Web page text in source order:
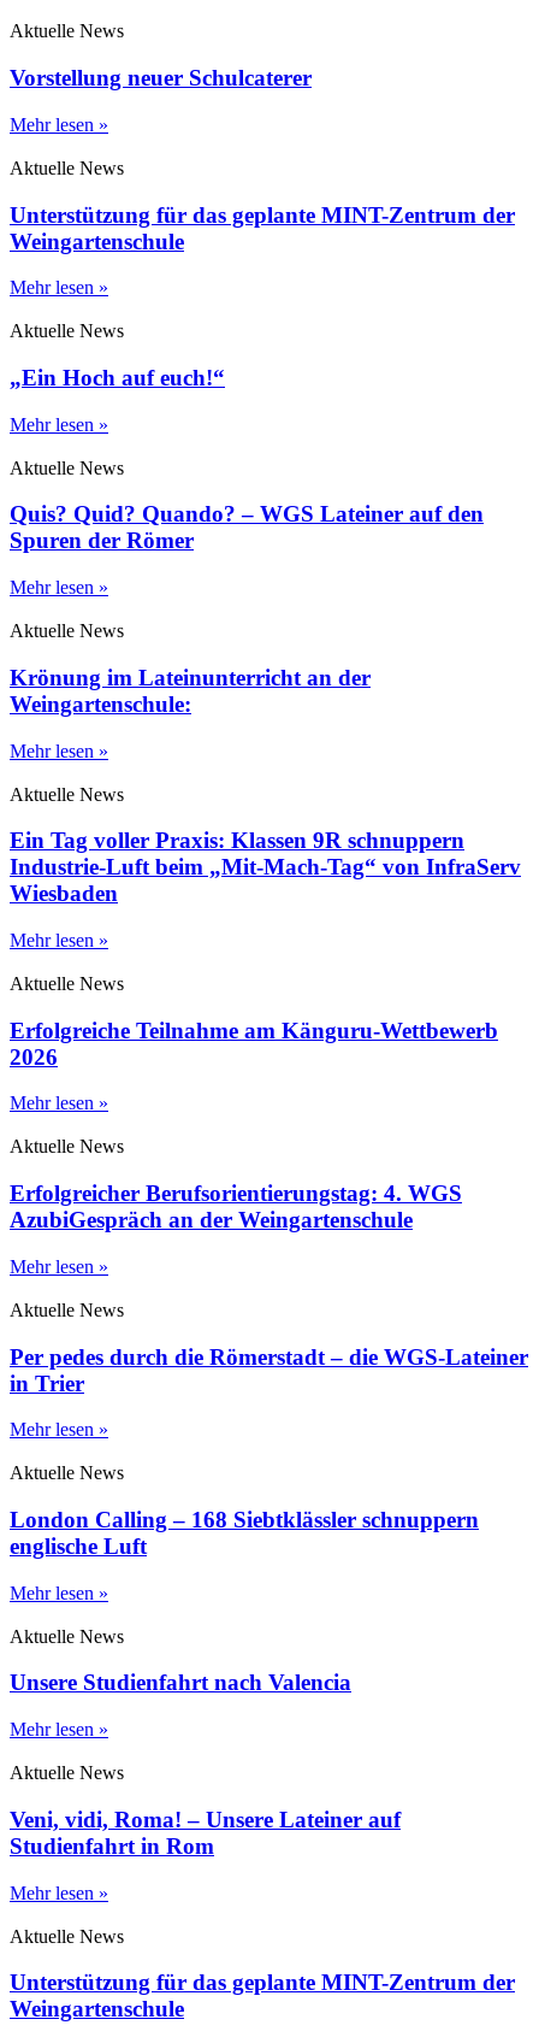
Aktuelle News
Vorstellung neuer Schulcaterer
Mehr lesen »
Aktuelle News
Unterstützung für das geplante MINT-Zentrum der
Weingartenschule
Mehr lesen »
Aktuelle News
„Ein Hoch auf euch!“
Mehr lesen »
Aktuelle News
Quis? Quid? Quando? – WGS Lateiner auf den
Spuren der Römer
Mehr lesen »
Aktuelle News
Krönung im Lateinunterricht an der
Weingartenschule:
Mehr lesen »
Aktuelle News
Ein Tag voller Praxis: Klassen 9R schnuppern
Industrie-Luft beim „Mit-Mach-Tag“ von InfraServ
Wiesbaden
Mehr lesen »
Aktuelle News
Erfolgreiche Teilnahme am Känguru-Wettbewerb
2026
Mehr lesen »
Aktuelle News
Erfolgreicher Berufsorientierungstag: 4. WGS
AzubiGespräch an der Weingartenschule
Mehr lesen »
Aktuelle News
Per pedes durch die Römerstadt – die WGS-Lateiner
in Trier
Mehr lesen »
Aktuelle News
London Calling – 168 Siebtklässler schnuppern
englische Luft
Mehr lesen »
Aktuelle News
Unsere Studienfahrt nach Valencia
Mehr lesen »
Aktuelle News
Veni, vidi, Roma! – Unsere Lateiner auf
Studienfahrt in Rom
Mehr lesen »
Aktuelle News
Unterstützung für das geplante MINT-Zentrum der
Weingartenschule